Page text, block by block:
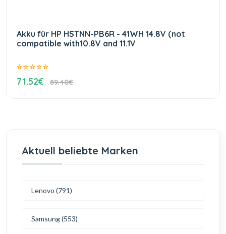
Akku für HP HSTNN-PB6R - 41WH 14.8V (not
compatible with10.8V and 11.1V
71.52€ 89.40€
Aktuell beliebte Marken
Lenovo (791)
Samsung (553)